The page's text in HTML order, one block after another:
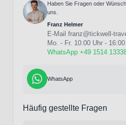
Haben Sie Fragen oder
uns.
Franz Helmer
E-Mail franz@tickwell-
Mo. - Fr. 10:00 Uhr -
WhatsApp +49 1514
WhatsApp
Häufig gestellte Fragen